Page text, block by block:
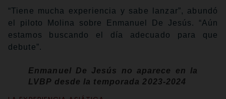
“Tiene mucha experiencia y sabe lanzar”, abundó
el piloto Molina sobre Enmanuel De Jesús. “Aún
estamos buscando el día adecuado para que
debute”.
Enmanuel De Jesús no aparece en la
LVBP desde la temporada 2023-2024